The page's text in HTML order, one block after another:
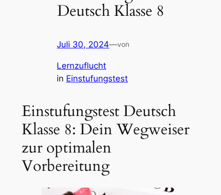
Deutsch Klasse 8
Juli 30, 2024—von
Lernzuflucht
in Einstufungstest
Einstufungstest Deutsch
Klasse 8: Dein Wegweiser
zur optimalen
Vorbereitung